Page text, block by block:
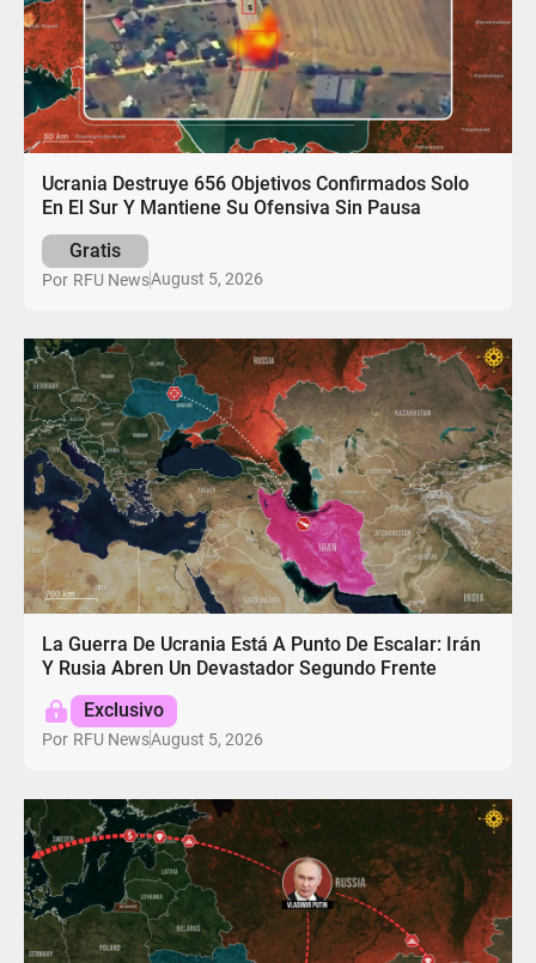
Ucrania Destruye 656 Objetivos Confirmados Solo
En El Sur Y Mantiene Su Ofensiva Sin Pausa
Gratis
Por RFU NewsAugust 5, 2026
La Guerra De Ucrania Está A Punto De Escalar: Irán
Y Rusia Abren Un Devastador Segundo Frente
Exclusivo
Por RFU NewsAugust 5, 2026